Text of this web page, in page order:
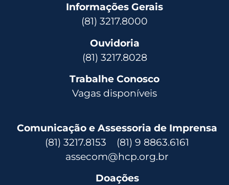
Informações Gerais
(81) 3217.8000
Ouvidoria
(81) 3217.8028
Trabalhe Conosco
Vagas disponíveis
Comunicação e Assessoria de Imprensa
(81) 3217.8153 (81) 9 8863.6161
assecom@hcp.org.br
Doações